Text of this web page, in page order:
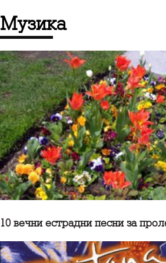
музика
10 вечни естрадни песни за